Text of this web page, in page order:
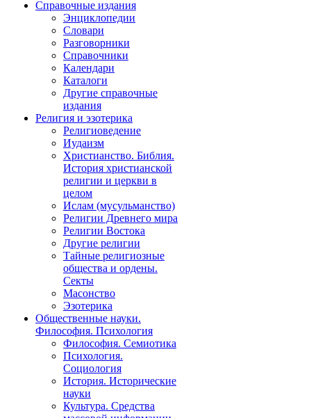
Справочные издания
Энциклопедии
Словари
Разговорники
Справочники
Календари
Каталоги
Другие справочные
издания
Религия и эзотерика
Религиоведение
Иудаизм
Христианство. Библия.
История христианской
религии и церкви в
целом
Ислам (мусульманство)
Религии Древнего мира
Религии Востока
Другие религии
Тайные религиозные
общества и ордены.
Секты
Масонство
Эзотерика
Общественные науки.
Философия. Психология
Философия. Семиотика
Психология.
Социология
История. Исторические
науки
Культура. Средства